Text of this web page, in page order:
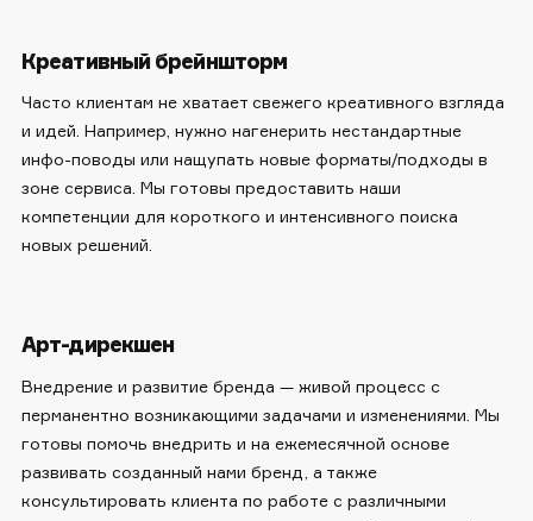
Креативный брейншторм
Часто клиентам не хватает свежего креативного взгляда
и идей. Например, нужно нагенерить нестандартные
инфо-поводы или нащупать новые форматы/подходы в
зоне сервиса. Мы готовы предоставить наши
компетенции для короткого и интенсивного поиска
новых решений.
Арт-дирекшен
Внедрение и развитие бренда — живой процесс с
перманентно возникающими задачами и изменениями. Мы
готовы помочь внедрить и на ежемесячной основе
развивать созданный нами бренд, а также
консультировать клиента по работе с различными